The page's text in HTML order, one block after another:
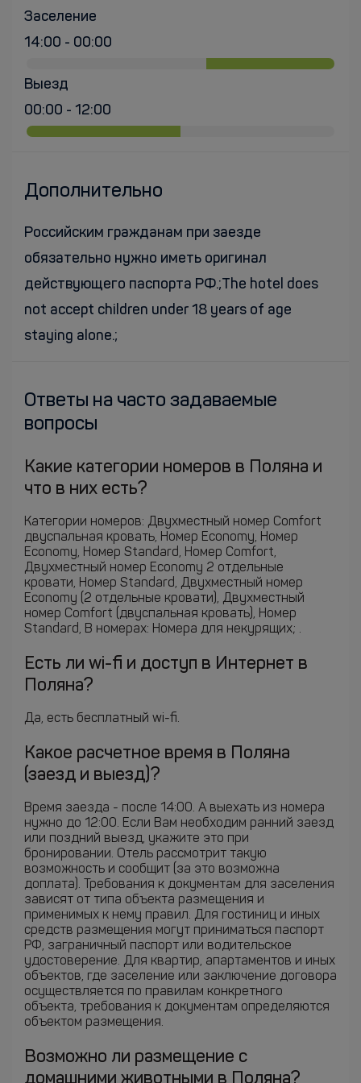
Заселение
14:00 - 00:00
Выезд
00:00 - 12:00
Дополнительно
Российским гражданам при заезде
обязательно нужно иметь оригинал
действующего паспорта РФ.;The hotel does
not accept children under 18 years of age
staying alone.;
Ответы на часто задаваемые
вопросы
Какие категории номеров в Поляна и
что в них есть?
Категории номеров: Двухместный номер Comfort
двуспальная кровать, Номер Economy, Номер
Economy, Номер Standard, Номер Comfort,
Двухместный номер Economy 2 отдельные
кровати, Номер Standard, Двухместный номер
Economy (2 отдельные кровати), Двухместный
номер Comfort (двуспальная кровать), Номер
Standard, В номерах: Номера для некурящих; .
Есть ли wi-fi и доступ в Интернет в
Поляна?
Да, есть бесплатный wi-fi.
Какое расчетное время в Поляна
(заезд и выезд)?
Время заезда - после 14:00. А выехать из номера
нужно до 12:00. Если Вам необходим ранний заезд
или поздний выезд, укажите это при
бронировании. Отель рассмотрит такую
возможность и сообщит (за это возможна
доплата). Требования к документам для заселения
зависят от типа объекта размещения и
применимых к нему правил. Для гостиниц и иных
средств размещения могут приниматься паспорт
РФ, заграничный паспорт или водительское
удостоверение. Для квартир, апартаментов и иных
объектов, где заселение или заключение договора
осуществляется по правилам конкретного
объекта, требования к документам определяются
объектом размещения.
Возможно ли размещение с
домашними животными в Поляна?